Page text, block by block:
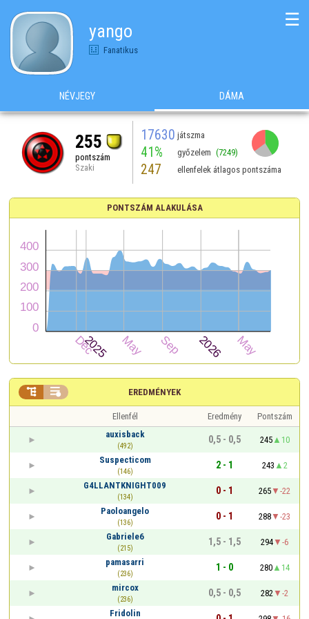
yango
Fanatikus
☰
NÉVJEGY DÁMA
255
pontszám
Szaki
17630 játszma
41% győzelem (7249)
247 ellenfelek átlagos pontszáma
PONTSZÁM ALAKULÁSA
EREDMÉNYEK
 
Ellenfél Eredmény
Pontszám
auxisback
(492)
0,5 - 0,5 245
10
Suspecticom
(146)
2 - 1 243
2
G4LLANTKNIGHT009
(134)
0 - 1 265
-22
Paoloangelo
(136)
0 - 1 288
-23
Gabriele6
(215)
1,5 - 1,5 294
-6
pamasarri
(236)
1 - 0 280
14
mircox
(236)
0,5 - 0,5 282
-2
Fridolin